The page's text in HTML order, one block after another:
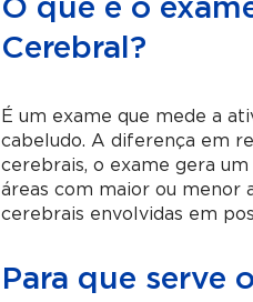
O que é o
Cerebral?
É um exame que mede a
cabeludo. A diferença em
cerebrais, o exame gera
áreas com maior ou menor
cerebrais envolvidas em
Para que serve